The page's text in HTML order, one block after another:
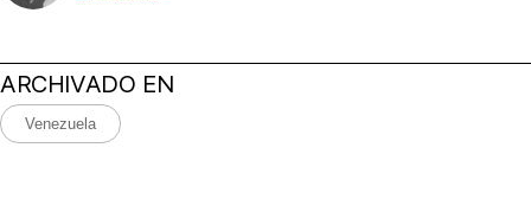
ARCHIVADO EN
Venezuela